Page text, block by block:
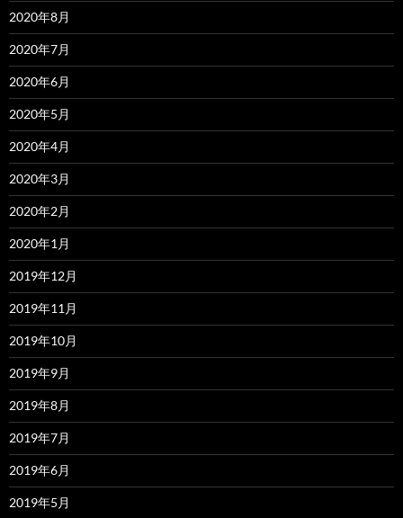
2020年8月
2020年7月
2020年6月
2020年5月
2020年4月
2020年3月
2020年2月
2020年1月
2019年12月
2019年11月
2019年10月
2019年9月
2019年8月
2019年7月
2019年6月
2019年5月